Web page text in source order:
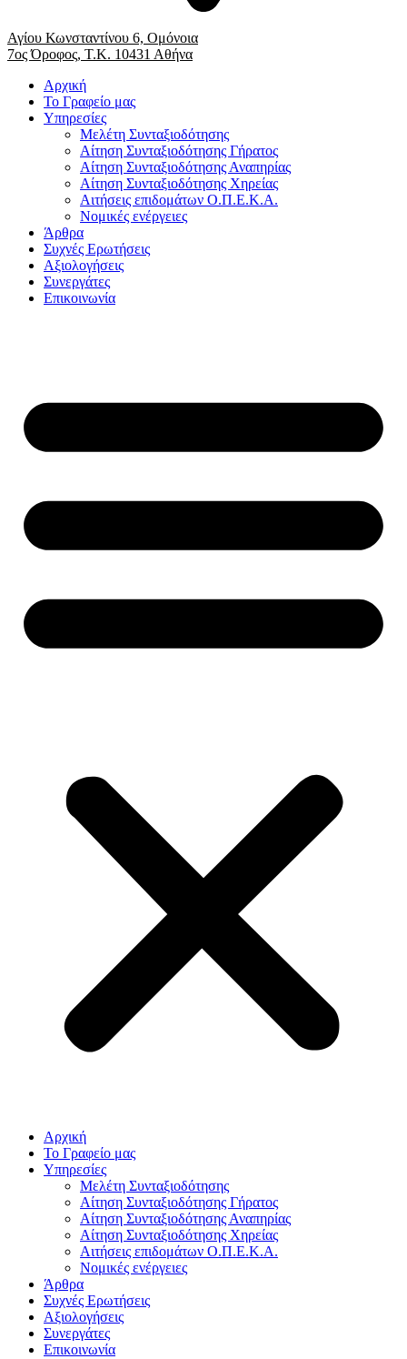
Αγίου Κωνσταντίνου 6, Ομόνοια
7ος Όροφος, Τ.Κ. 10431 Αθήνα
Αρχική
Το Γραφείο μας
Υπηρεσίες
Μελέτη Συνταξιοδότησης
Αίτηση Συνταξιοδότησης Γήρατος
Αίτηση Συνταξιοδότησης Αναπηρίας
Αίτηση Συνταξιοδότησης Χηρείας
Αιτήσεις επιδομάτων Ο.Π.Ε.Κ.Α.
Νομικές ενέργειες
Άρθρα
Συχνές Ερωτήσεις
Αξιολογήσεις
Συνεργάτες
Επικοινωνία
Αρχική
Το Γραφείο μας
Υπηρεσίες
Μελέτη Συνταξιοδότησης
Αίτηση Συνταξιοδότησης Γήρατος
Αίτηση Συνταξιοδότησης Αναπηρίας
Αίτηση Συνταξιοδότησης Χηρείας
Αιτήσεις επιδομάτων Ο.Π.Ε.Κ.Α.
Νομικές ενέργειες
Άρθρα
Συχνές Ερωτήσεις
Αξιολογήσεις
Συνεργάτες
Επικοινωνία